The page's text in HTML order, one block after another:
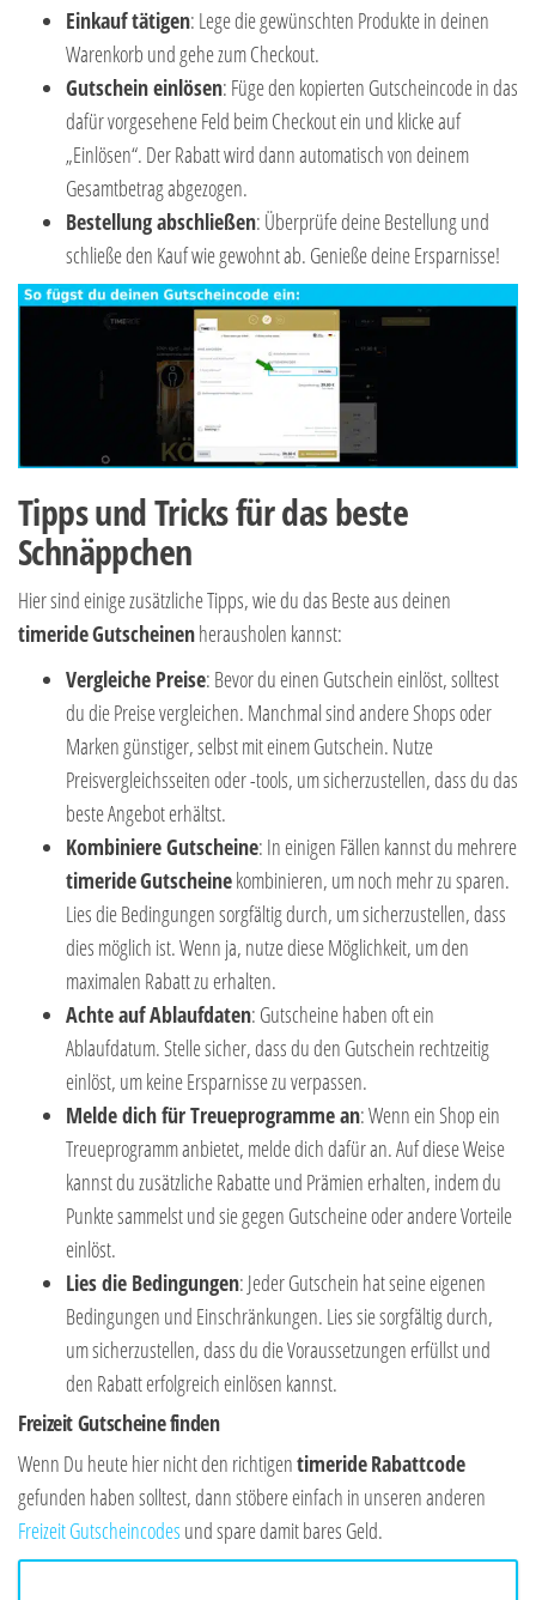
Einkauf tätigen: Lege die gewünschten Produkte in deinen
Warenkorb und gehe zum Checkout.
Gutschein einlösen: Füge den kopierten Gutscheincode in das
dafür vorgesehene Feld beim Checkout ein und klicke auf
„Einlösen“. Der Rabatt wird dann automatisch von deinem
Gesamtbetrag abgezogen.
Bestellung abschließen: Überprüfe deine Bestellung und
schließe den Kauf wie gewohnt ab. Genieße deine Ersparnisse!
Tipps und Tricks für das beste
Schnäppchen
Hier sind einige zusätzliche Tipps, wie du das Beste aus deinen
timerideGutscheinenherausholen kannst:
Vergleiche Preise: Bevor du einen Gutschein einlöst, solltest
du die Preise vergleichen. Manchmal sind andere Shops oder
Marken günstiger, selbst mit einem Gutschein. Nutze
Preisvergleichsseiten oder -tools, um sicherzustellen, dass du das
beste Angebot erhältst.
Kombiniere Gutscheine: In einigen Fällen kannst du mehrere
timerideGutscheinekombinieren, um noch mehr zu sparen.
Lies die Bedingungen sorgfältig durch, um sicherzustellen, dass
dies möglich ist. Wenn ja, nutze diese Möglichkeit, um den
maximalen Rabatt zu erhalten.
Achte auf Ablaufdaten: Gutscheine haben oft ein
Ablaufdatum. Stelle sicher, dass du den Gutschein rechtzeitig
einlöst, um keine Ersparnisse zu verpassen.
Melde dich für Treueprogramme an: Wenn ein Shop ein
Treueprogramm anbietet, melde dich dafür an. Auf diese Weise
kannst du zusätzliche Rabatte und Prämien erhalten, indem du
Punkte sammelst und sie gegen Gutscheine oder andere Vorteile
einlöst.
Lies die Bedingungen: Jeder Gutschein hat seine eigenen
Bedingungen und Einschränkungen. Lies sie sorgfältig durch,
um sicherzustellen, dass du die Voraussetzungen erfüllst und
den Rabatt erfolgreich einlösen kannst.
Freizeit Gutscheine finden
Wenn Du heute hier nicht den richtigentimerideRabattcode
gefunden haben solltest, dann stöbere einfach in unseren anderen
Freizeit Gutscheincodes und spare damit bares Geld.